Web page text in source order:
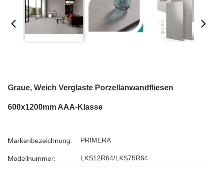
Graue, Weich Verglaste Porzellanwandfliesen
600x1200mm AAA-Klasse
Markenbezeichnung: PRIMERA
Modellnummer: LKS12R64/LKS75R64